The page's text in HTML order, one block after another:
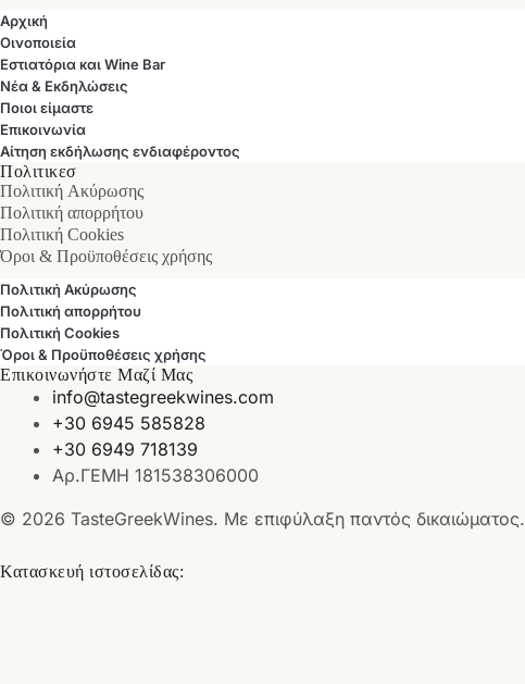
Αρχική
Οινοποιεία
Εστιατόρια και Wine Bar
Νέα & Εκδηλώσεις
Ποιοι είμαστε
Επικοινωνία
Αίτηση εκδήλωσης ενδιαφέροντος
Πολιτικεσ
Πολιτική Ακύρωσης
Πολιτική απορρήτου
Πολιτική Cookies
Όροι & Προϋποθέσεις χρήσης
Πολιτική Ακύρωσης
Πολιτική απορρήτου
Πολιτική Cookies
Όροι & Προϋποθέσεις χρήσης
Επικοινωνήστε Μαζί Μας
info@tastegreekwines.com
+30 6945 585828
+30 6949 718139
Αρ.ΓΕΜΗ 181538306000
© 2026 TasteGreekWines. Με επιφύλαξη παντός δικαιώματος.
Κατασκευή ιστοσελίδας: